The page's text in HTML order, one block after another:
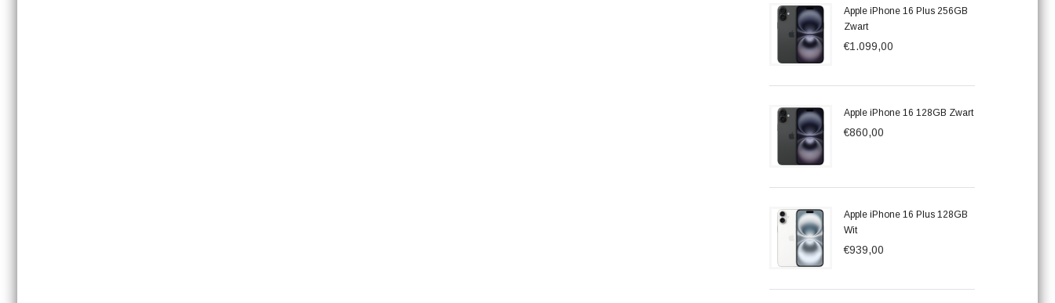
Apple iPhone 16 Plus 256GB
Zwart
€1.099,00
Apple iPhone 16 128GB Zwart
€860,00
Apple iPhone 16 Plus 128GB
Wit
€939,00